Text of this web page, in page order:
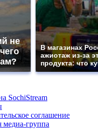
не
В магазинах
ажиотаж из-за
продукта: что
SochiStream
соглашение
медиа-группа